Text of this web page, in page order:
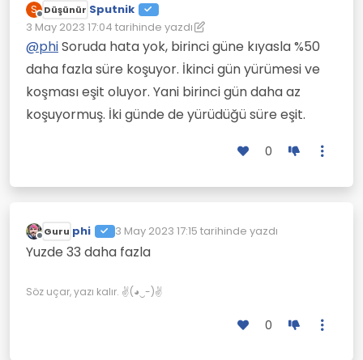
esit sure mi kostu karar ver
S
Çevrimdışı
Düşünür Sputnik
3 May 2023 17:04 tarihinde yazdı
Son düzenleyen: Sputnik5 Mar 2023 17:07
@phiSoruda hata yok, birinci güne kıyasla %50
daha fazla süre koşuyor. İkinci gün yürümesi ve
koşması eşit oluyor. Yani birinci gün daha az
koşuyormuş. İki günde de yürüdüğü süre eşit.
0
Çevrimdışı
Guru phi 3 May 2023 17:15 tarihinde yazdı
Son düzenleyen:
Yuzde 33 daha fazla
Söz uçar, yazı kalır. ✌(◕‿-)✌
0